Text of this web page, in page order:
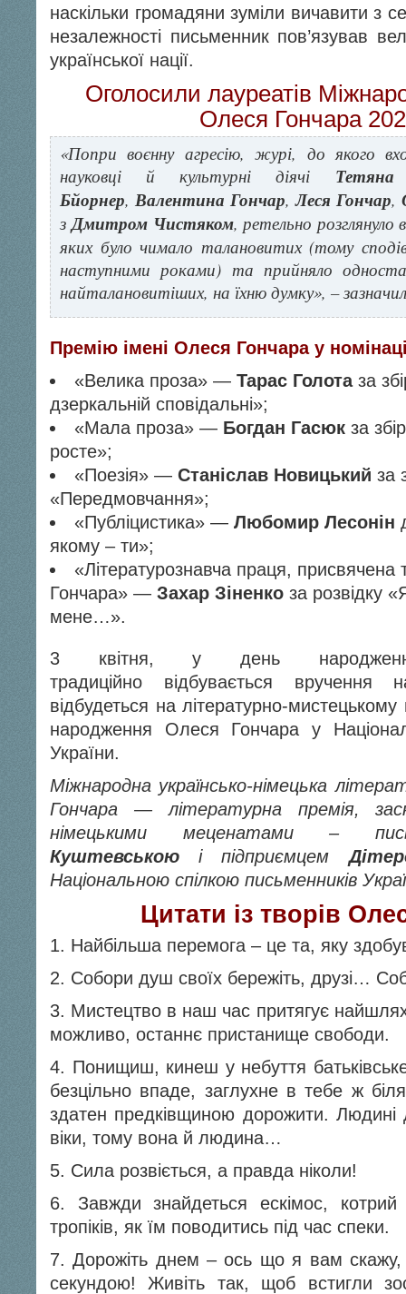
наскільки громадяни зуміли вичавити з
незалежності письменник пов’язував
української нації.
Оголосили лауреатів
Олеся Гончара
«Попри воєнну агресію, журі, до якого
науковці й культурні діячі Тетяна
Бйорнер,Валентина Гончар, Леся Гончар,
зДмитром Чистяком, ретельно розглянуло
яких було чимало талановитих (тому
наступними роками) та прийняло
найталановитіших, на їхню думку», –
Премію імені Олеся Гончара у
«Велика проза» —Тарас Голотаза
дзеркальній сповідальні»;
«Мала проза» — Богдан Гасюк за
росте»;
«Поезія» —Станіслав Новицький за
«Передмовчання»;
«Публіцистика» —Любомир Лесонін
якому – ти»;
«Літературознавча праця, присвячена
Гончара» — Захар Зіненко за розвідку
мене…».
3 квітня, у день
традиційно відбувається вручення
відбудеться на літературно-
народження Олеся Гончара у
України.
Міжнародна українсько-німецька
Гончара — літературна премія,
німецькими меценатами –
Куштевською і підприємцем
Національною спілкою письменників
Цитати із творів
1. Найбільша перемога – це та, яку
2. Собори душ своїх бережіть, друзі…
3. Мистецтво в наш час притягує
можливо, останнє пристанище свободи.
4. Понищиш, кинеш у небуття
безцільно впаде, заглухне в тебе ж
здатен предківщиною дорожити. Людині
віки, тому вона й людина…
5. Сила розвіється, а правда ніколи!
6. Завжди знайдеться ескімос, котрий
тропіків, як їм поводитись під час спеки.
7. Дорожіть днем – ось що я вам скажу,
секундою! Живіть так, щоб встигли